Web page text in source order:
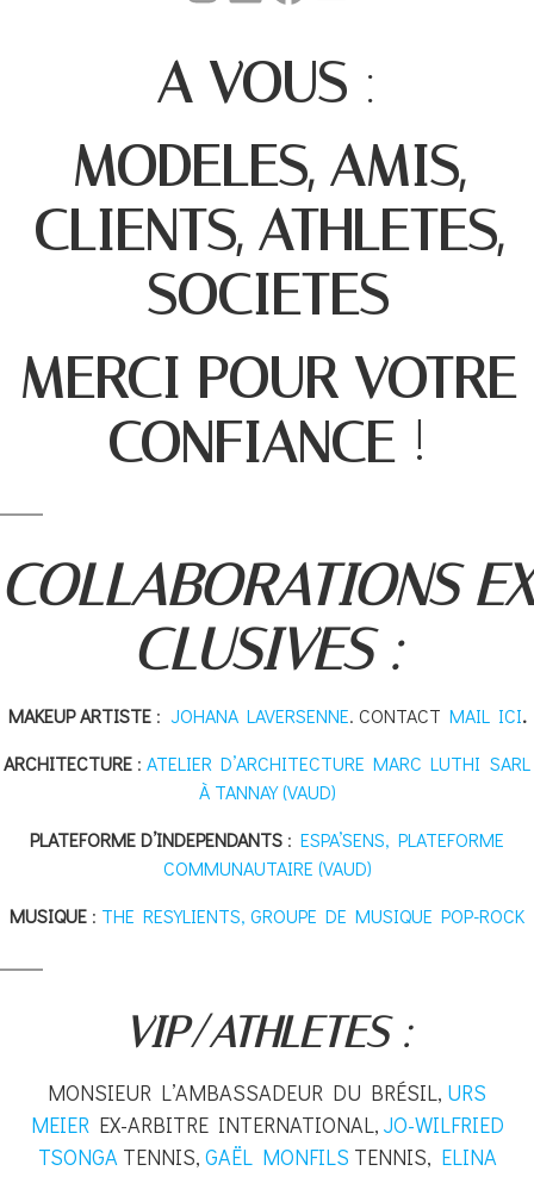
A VOUS :
MODELES, AMIS,
CLIENTS, ATHLETES,
SOCIETES
MERCI POUR VOTRE
CONFIANCE !
COLLABORATIONS EX
CLUSIVES :
MAKEUP ARTISTE: JOHANA LAVERSENNE. CONTACT MAIL ICI.
ARCHITECTURE : ATELIER D’ARCHITECTURE MARC LUTHI SARL
À TANNAY (VAUD)
PLATEFORMED’INDEPENDANTS : ESPA’SENS, PLATEFORME
COMMUNAUTAIRE (VAUD)
MUSIQUE : THE RESYLIENTS, GROUPE DE MUSIQUE POP-ROCK
VIP/ATHLETES :
MONSIEUR L’AMBASSADEUR DU BRÉSIL, URS
MEIEREX-ARBITRE INTERNATIONAL, JO-WILFRIED
TSONGATENNIS, GAËL MONFILS TENNIS, ELINA